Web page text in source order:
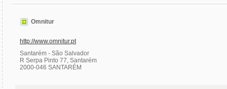
Omnitur
http://www.omnitur.pt
Santarém - São Salvador
R Serpa Pinto 77, Santarém
2000-046 SANTARÉM